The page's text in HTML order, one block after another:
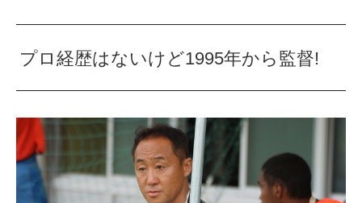
プロ経歴はないけど1995年から監督!